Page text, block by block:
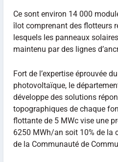
Ce sont environ 14 000
îlot comprenant des flotteurs
lesquels les panneaux
maintenu par des lignes
Fort de l’expertise éprouvée
photovoltaïque, le
développe des solutions
topographiques de chaque
flottante de 5 MWc vise une
6250 MWh/an soit 10% de la
de la Communauté de